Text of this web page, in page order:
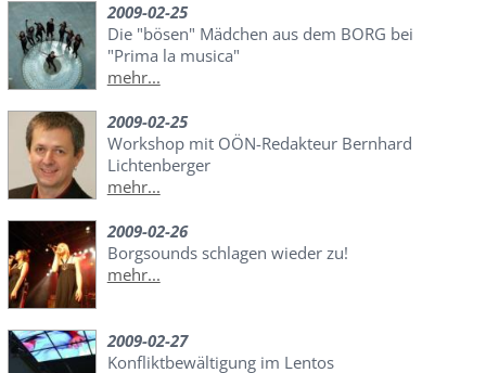
2009-02-25
Die "bösen" Mädchen aus dem BORG bei
"Prima la musica"
mehr...
2009-02-25
Workshop mit OÖN-Redakteur Bernhard
Lichtenberger
mehr...
2009-02-26
Borgsounds schlagen wieder zu!
mehr...
2009-02-27
Konfliktbewältigung im Lentos